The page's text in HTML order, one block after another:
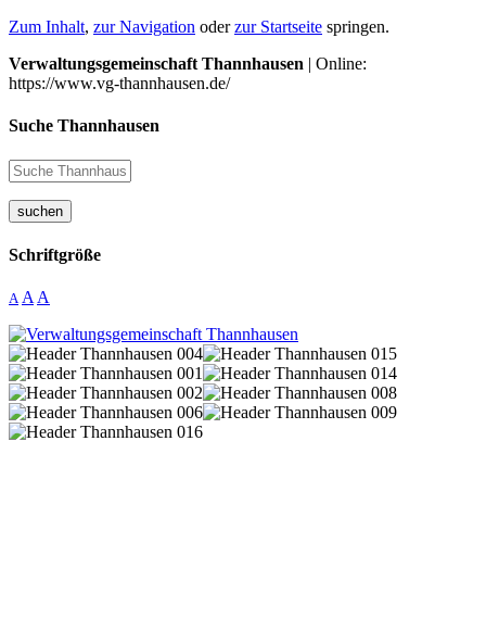
Zum Inhalt, zur Navigation oderzur Startseite springen.
Verwaltungsgemeinschaft Thannhausen | Online:
https://www.vg-thannhausen.de/
Suche Thannhausen
suchen
Schriftgröße
A A A